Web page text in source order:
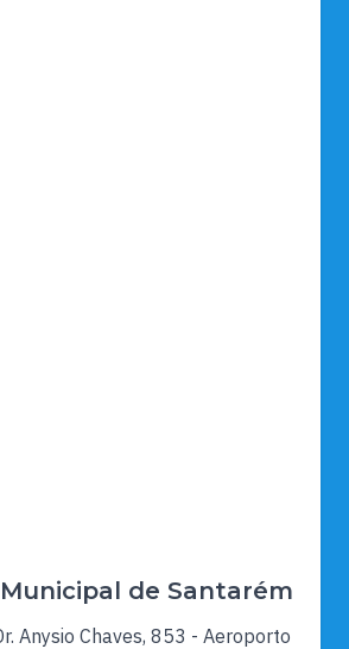
de Santarém
Anysio Chaves, 853 - Aeroporto